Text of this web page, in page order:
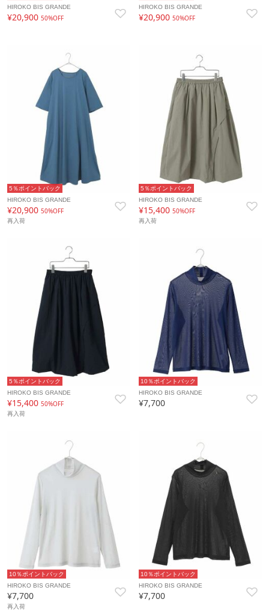
HIROKO BIS GRANDE
¥20,900 50%OFF
HIROKO BIS GRANDE
¥20,90050%OFF
5％ポイントバック
HIROKO BIS GRANDE
¥20,900 50%OFF
再入荷
5％ポイントバック
HIROKO BIS GRANDE
¥15,40050%OFF
再入荷
5％ポイントバック
HIROKO BIS GRANDE
¥15,400 50%OFF
再入荷
10％ポイントバック
HIROKO BIS GRANDE
¥7,700
10％ポイントバック
HIROKO BIS GRANDE
¥7,700
再入荷
10％ポイントバック
HIROKO BIS GRANDE
¥7,700